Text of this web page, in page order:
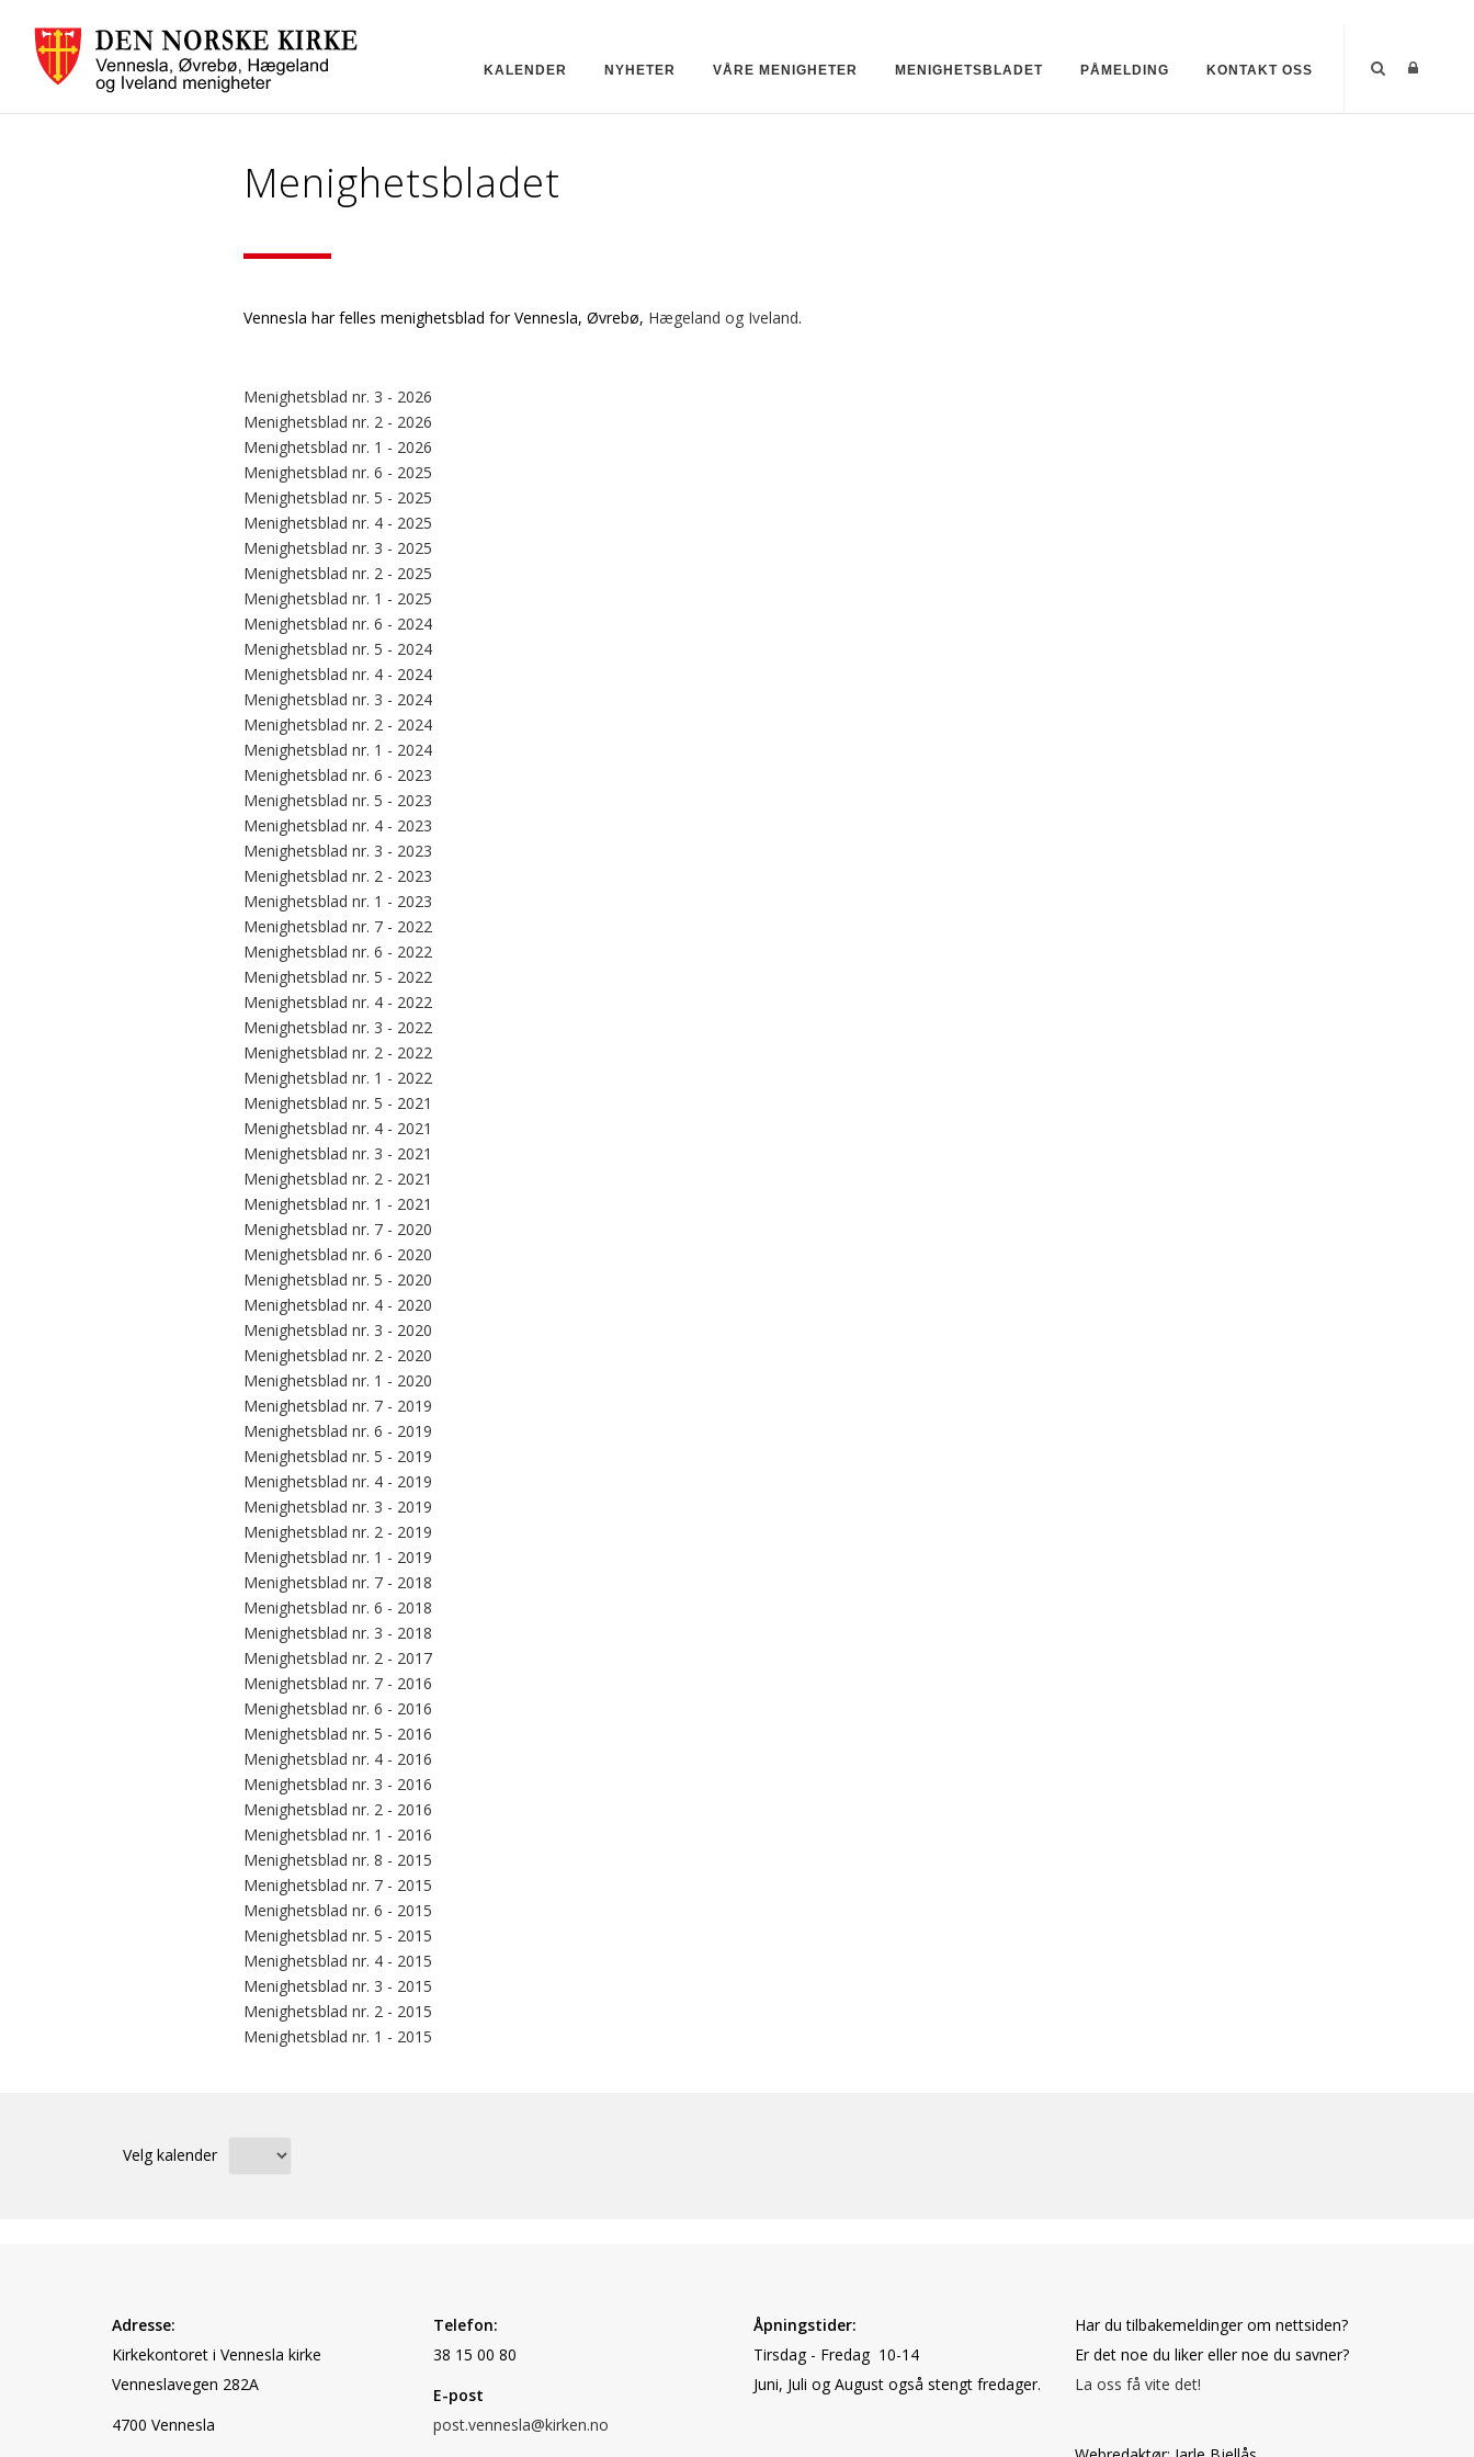
KALENDER NYHETER VÅRE MENIGHETER MENIGHETSBLADET PÅMELDING KONTAKT OSS
Menighetsbladet
Vennesla har felles menighetsblad for Vennesla, Øvrebø, Hægeland og Iveland.
Menighetsblad nr. 3 - 2026
Menighetsblad nr. 2 - 2026
Menighetsblad nr. 1 - 2026
Menighetsblad nr. 6 - 2025
Menighetsblad nr. 5 - 2025
Menighetsblad nr. 4 - 2025
Menighetsblad nr. 3 - 2025
Menighetsblad nr. 2 - 2025
Menighetsblad nr. 1 - 2025
Menighetsblad nr. 6 - 2024
Menighetsblad nr. 5 - 2024
Menighetsblad nr. 4 - 2024
Menighetsblad nr. 3 - 2024
Menighetsblad nr. 2 - 2024
Menighetsblad nr. 1 - 2024
Menighetsblad nr. 6 - 2023
Menighetsblad nr. 5 - 2023
Menighetsblad nr. 4 - 2023
Menighetsblad nr. 3 - 2023
Menighetsblad nr. 2 - 2023
Menighetsblad nr. 1 - 2023
Menighetsblad nr. 7 - 2022
Menighetsblad nr. 6 - 2022
Menighetsblad nr. 5 - 2022
Menighetsblad nr. 4 - 2022
Menighetsblad nr. 3 - 2022
Menighetsblad nr. 2 - 2022
Menighetsblad nr. 1 - 2022
Menighetsblad nr. 5 - 2021
Menighetsblad nr. 4 - 2021
Menighetsblad nr. 3 - 2021
Menighetsblad nr. 2 - 2021
Menighetsblad nr. 1 - 2021
Menighetsblad nr. 7 - 2020
Menighetsblad nr. 6 - 2020
Menighetsblad nr. 5 - 2020
Menighetsblad nr. 4 - 2020
Menighetsblad nr. 3 - 2020
Menighetsblad nr. 2 - 2020
Menighetsblad nr. 1 - 2020
Menighetsblad nr. 7 - 2019
Menighetsblad nr. 6 - 2019
Menighetsblad nr. 5 - 2019
Menighetsblad nr. 4 - 2019
Menighetsblad nr. 3 - 2019
Menighetsblad nr. 2 - 2019
Menighetsblad nr. 1 - 2019
Menighetsblad nr. 7 - 2018
Menighetsblad nr. 6 - 2018
Menighetsblad nr. 3 - 2018
Menighetsblad nr. 2 - 2017
Menighetsblad nr. 7 - 2016
Menighetsblad nr. 6 - 2016
Menighetsblad nr. 5 - 2016
Menighetsblad nr. 4 - 2016
Menighetsblad nr. 3 - 2016
Menighetsblad nr. 2 - 2016
Menighetsblad nr. 1 - 2016
Menighetsblad nr. 8 - 2015
Menighetsblad nr. 7 - 2015
Menighetsblad nr. 6 - 2015
Menighetsblad nr. 5 - 2015
Menighetsblad nr. 4 - 2015
Menighetsblad nr. 3 - 2015
Menighetsblad nr. 2 - 2015
Menighetsblad nr. 1 - 2015
Velg kalender
Adresse:
Kirkekontoret i Vennesla kirke
Venneslavegen 282A
4700 Vennesla
Telefon:
38 15 00 80
E-post
post.vennesla@kirken.no
Åpningstider:
Tirsdag - Fredag 10-14
Juni, Juli og August også stengt fredager.
Har du tilbakemeldinger om nettsiden?
Er det noe du liker eller noe du savner?
La oss få vite det!